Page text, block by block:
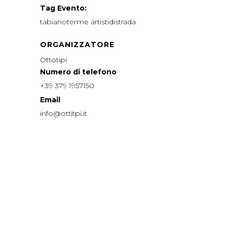
Tag Evento:
tabianoterme artistidistrada
ORGANIZZATORE
Ottotipi
Numero di telefono
+39 379 1957150
Email
info@ottitpi.it